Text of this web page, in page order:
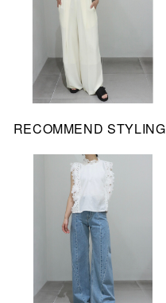
RECOMMEND STYLING